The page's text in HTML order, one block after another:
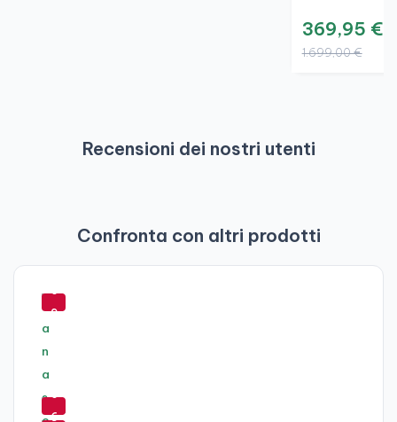
369,95 €
1.699,00 €
Recensioni dei nostri utenti
Confronta con altri prodotti
7
-
9
6
-